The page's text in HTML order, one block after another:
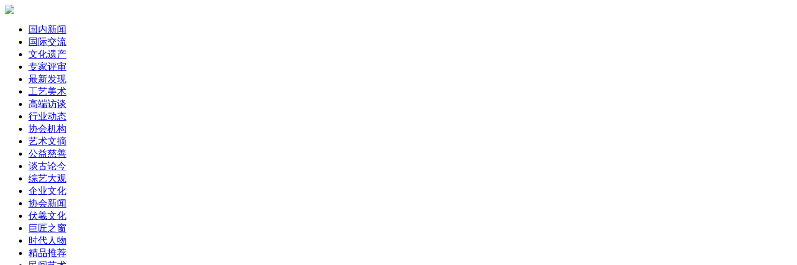
国内新闻
国际交流
文化遗产
专家评审
最新发现
工艺美术
高端访谈
行业动态
协会机构
艺术文摘
公益慈善
谈古论今
综艺大观
企业文化
协会新闻
伏羲文化
巨匠之窗
时代人物
精品推荐